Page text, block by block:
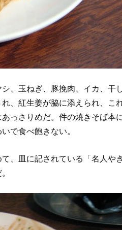
、玉ねぎ、豚挽肉、イカ、干
、紅生姜が脇に添えられ、こ
っさりめだ。件の焼きそば本
で食べ飽きない。
、皿に記されている「名人や